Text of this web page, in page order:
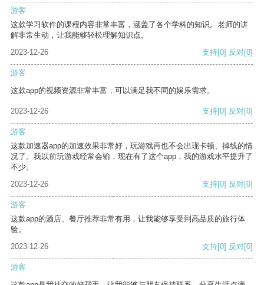
游客
这款学习软件的课程内容非常丰富，涵盖了各个学科的知识。老师的讲
解非常生动，让我能够轻松理解知识点。
2023-12-26
支持[0] 反对[0]
游客
这款app的视频资源非常丰富，可以满足我不同的娱乐需求。
2023-12-26 支持[0] 反对[0]
游客
这款加速器app的加速效果非常好，玩游戏再也不会出现卡顿、掉线的情
况了。我以前玩游戏经常会输，现在有了这个app，我的游戏水平提升了
不少。
2023-12-26
支持[0] 反对[0]
游客
这款app的酒店、餐厅推荐非常有用，让我能够享受到高品质的旅行体
验。
2023-12-26
支持[0] 反对[0]
游客